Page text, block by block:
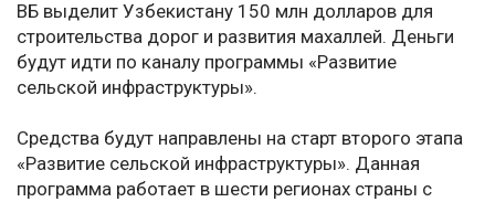
ВБ выделит Узбекистану 150 млн долларов для
строительства дорог и развития махаллей. Деньги
будут идти по каналу программы «Развитие
сельской инфраструктуры».
Средства будут направлены на старт второго этапа
«Развитие сельской инфраструктуры». Данная
программа работает в шести регионах страны с